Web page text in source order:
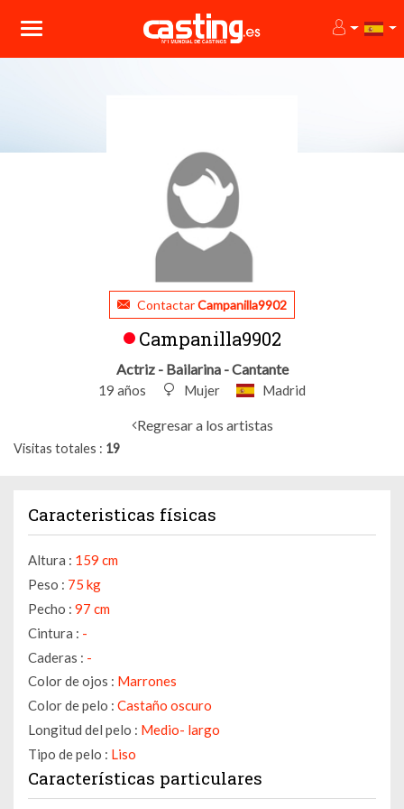
ContactarCampanilla9902
Campanilla9902
Actriz - Bailarina - Cantante
19 años Mujer Madrid
Regresar a los artistas
Visitas totales 19
Caracteristicas físicas
Altura : 159 cm
Peso : 75 kg
Pecho : 97 cm
Cintura : -
Caderas : -
Color de ojos : Marrones
Color de pelo : Castaño oscuro
Longitud del pelo : Medio- largo
Tipo de pelo : Liso
Características particulares